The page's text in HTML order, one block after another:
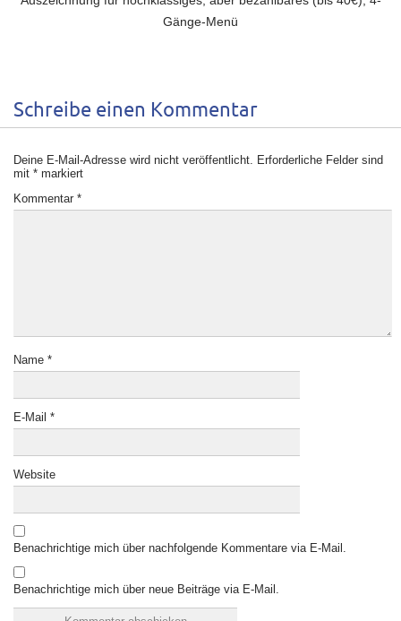
Gänge-Menü
Schreibe einen Kommentar
Deine E-Mail-Adresse wird nicht veröffentlicht. Erforderliche Felder sind
mit * markiert
Kommentar *
Name *
E-Mail *
Website
Benachrichtige mich über nachfolgende Kommentare via E-Mail.
Benachrichtige mich über neue Beiträge via E-Mail.